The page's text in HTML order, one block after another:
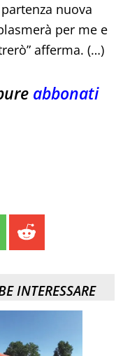
nuova
per me e
afferma. (…)
abbonati
INTERESSARE